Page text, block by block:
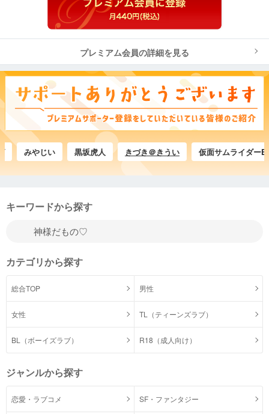
プレミアム会員の詳細を見る
みやじい 黒坂虎人 きづき＠きうい 仮面サムライダーE●目
キーワードから探す
カテゴリから探す
総合TOP 男性
女性 TL（ティーンズラブ）
BL（ボーイズラブ） R18（成人向け）
ジャンルから探す
恋愛・ラブコメ SF・ファンタジー